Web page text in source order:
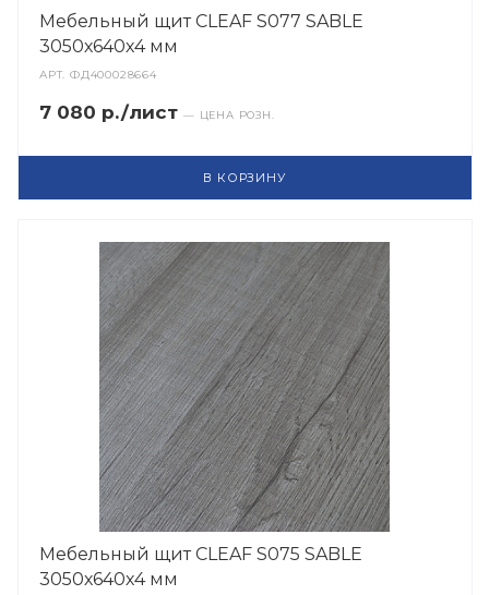
Мебельный щит CLEAF S077 SABLE
3050х640х4 мм
АРТ.ФД400028664
7 080 р./лист — ЦЕНА РОЗН.
В КОРЗИНУ
Мебельный щит CLEAF S075 SABLE
3050х640х4 мм